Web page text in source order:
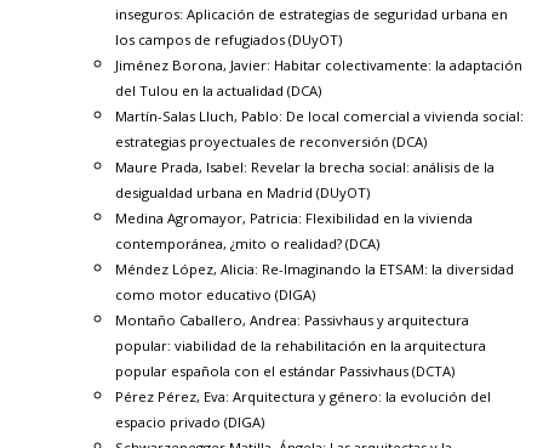
inseguros: Aplicación de estrategias de seguridad urbana en
los campos de refugiados (DUyOT)
Jiménez Borona, Javier: Habitar colectivamente: la adaptación
del Tulou en la actualidad (DCA)
Martín-Salas Lluch, Pablo: De local comercial a vivienda social:
estrategias proyectuales de reconversión (DCA)
Maure Prada, Isabel: Revelar la brecha social: análisis de la
desigualdad urbana en Madrid (DUyOT)
Medina Agromayor, Patricia: Flexibilidad en la vivienda
contemporánea, ¿mito o realidad? (DCA)
Méndez López, Alicia: Re-Imaginando la ETSAM: la diversidad
como motor educativo (DIGA)
Montaño Caballero, Andrea: Passivhaus y arquitectura
popular: viabilidad de la rehabilitación en la arquitectura
popular española con el estándar Passivhaus (DCTA)
Pérez Pérez, Eva: Arquitectura y género: la evolución del
espacio privado (DIGA)